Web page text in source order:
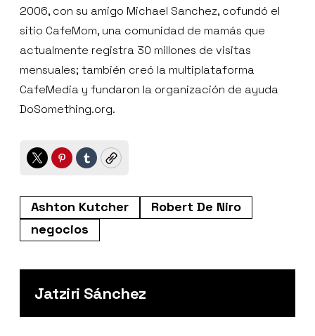
2006, con su amigo Michael Sanchez, cofundó el
sitio CafeMom, una comunidad de mamás que
actualmente registra 30 millones de visitas
mensuales; también creó la multiplataforma
CafeMedia y fundaron la organización de ayuda
DoSomething.org.
TwitterPinterest
TumblrCopy
Ashton Kutcher
Robert De Niro
negocios
Jatziri Sánchez